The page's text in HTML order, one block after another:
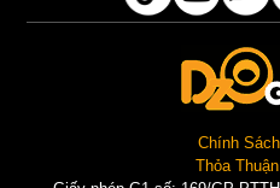
Chính
Thỏa